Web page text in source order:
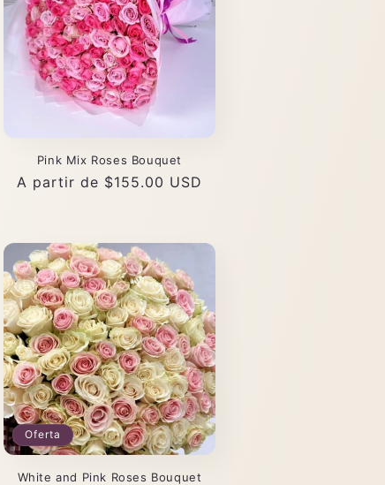
Pink Mix Roses Bouquet
Precio
A partir de $155.00 USD
Oferta
White and Pink Roses Bouquet